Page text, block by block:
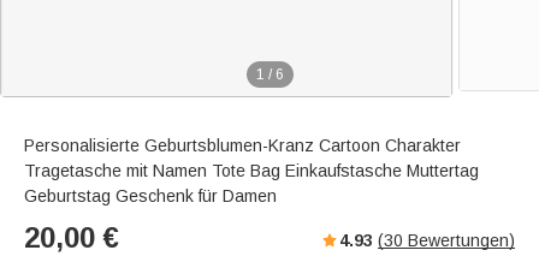
1 / 6
Personalisierte Geburtsblumen-Kranz Cartoon Charakter
Tragetasche mit Namen Tote Bag Einkaufstasche Muttertag
Geburtstag Geschenk für Damen
20,00 € 4.93 (30 Bewertungen)